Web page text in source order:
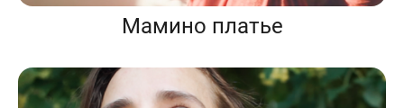
Мамино платье